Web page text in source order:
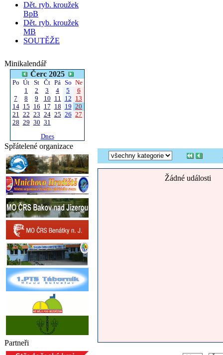
Dět. ryb. kroužek
BpB
Dět. ryb. kroužek
MB
SOUTĚŽE
Minikalendář
Čerc 2025
Po Út St Čt Pá So Ne
1
2 3 4 5
6
7
8 9 10 11 12 13
14 15 16 17 18 19 20
21 22 23 24 25 26 27
28 29 30 31
Dnes
Spřátelené organizace
Partneři
Žádné události